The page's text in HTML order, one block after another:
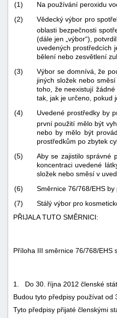
(1)
Na používání peroxidu
(2)
Vědecký výbor pro
oblasti bezpečnosti
(dále jen „výbor“),
uvedených prostředcích
bělení nebo zesvětlení
(3)
Výbor se domnívá, že
jiných složek nebo
toho, že neexistují
tak, jak je určeno, pokud
(4)
Uvedené prostředky by
první použití mělo být
nebo by mělo být
prostředkům po zbytek
(5)
Aby se zajistilo správné
koncentraci uvedené
složek nebo směsí v
(6)
Směrnice 76/768/EHS
(7)
Stálý výbor pro
PŘIJALA TUTO SMĚRNICI:
Příloha III směrnice 76/768/EHS
1. Do 30. října 2012 členské
Budou tyto předpisy používat od
Tyto předpisy přijaté členskými